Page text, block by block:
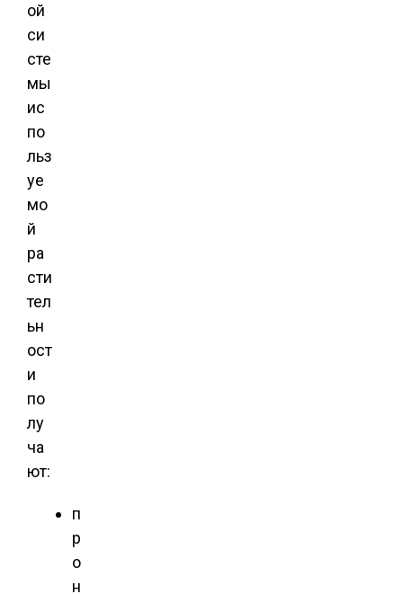
ой
си
сте
мы
ис
по
льз
уе
мо
й
ра
сти
тел
ьн
ост
и
по
лу
ча
ют:
п
р
о
н